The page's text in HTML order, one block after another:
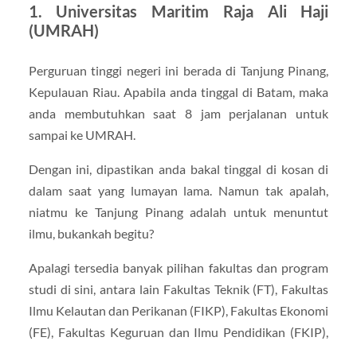
1. Universitas Maritim Raja Ali Haji
(UMRAH)
Perguruan tinggi negeri ini berada di Tanjung Pinang,
Kepulauan Riau. Apabila anda tinggal di Batam, maka
anda membutuhkan saat 8 jam perjalanan untuk
sampai ke UMRAH.
Dengan ini, dipastikan anda bakal tinggal di kosan di
dalam saat yang lumayan lama. Namun tak apalah,
niatmu ke Tanjung Pinang adalah untuk menuntut
ilmu, bukankah begitu?
Apalagi tersedia banyak pilihan fakultas dan program
studi di sini, antara lain Fakultas Teknik (FT), Fakultas
Ilmu Kelautan dan Perikanan (FIKP), Fakultas Ekonomi
(FE), Fakultas Keguruan dan Ilmu Pendidikan (FKIP),